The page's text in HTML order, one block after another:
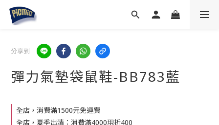
分享到
彈力氣墊袋鼠鞋-BB783藍
全店，消費滿1500元免運費
全店，夏季出清：消費滿4000現折400